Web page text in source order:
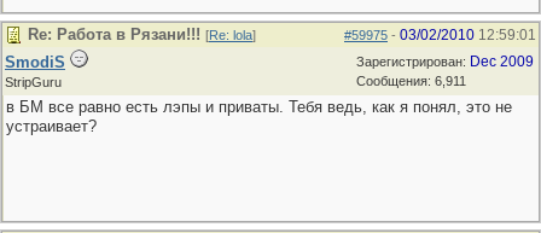
#59975 - 03/02/2010 12:59:01
Re: Работа в Рязани!!! [Re: lola]
Зарегистрирован: Dec 2009
Сообщения: 6,911
SmodiS
StripGuru
в БМ все равно есть лэпы и приваты. Тебя ведь, как я понял, это не
устраивает?